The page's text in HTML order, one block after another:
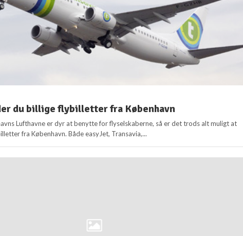
du billige flybilletter fra København
Lufthavne er dyr at benytte for flyselskaberne, så er det trods alt muligt at
fra København. Både easyJet, Transavia,...